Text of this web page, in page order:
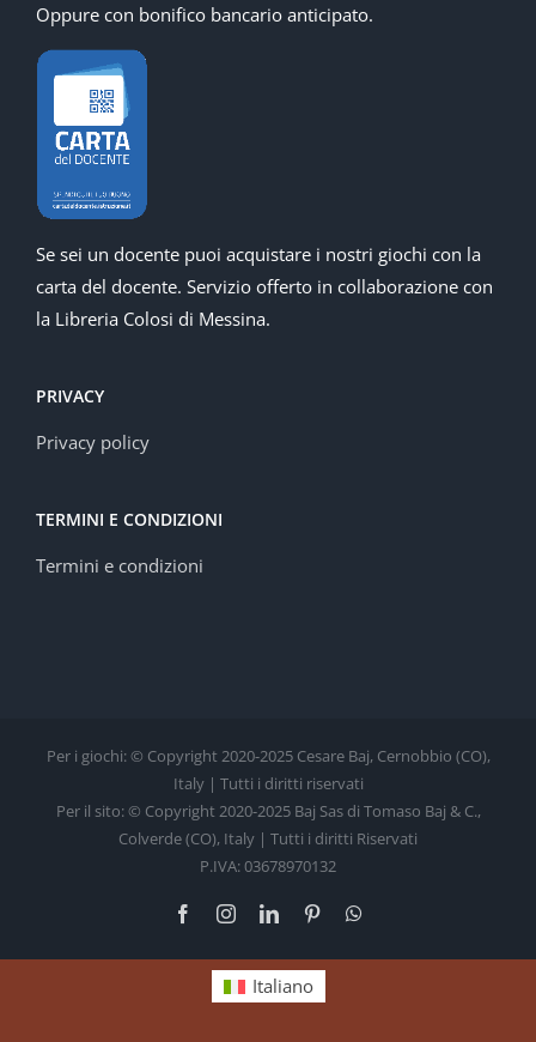
Oppure con bonifico bancario anticipato.
Se sei un docente puoi acquistare i nostri giochi con la
carta del docente. Servizio offerto in collaborazione con
la Libreria Colosi di Messina.
PRIVACY
Privacy policy
TERMINI E CONDIZIONI
Termini e condizioni
Per i giochi: © Copyright 2020-2025 Cesare Baj, Cernobbio (CO),
Italy | Tutti i diritti riservati
Per il sito: © Copyright 2020-2025 Baj Sas di Tomaso Baj & C.,
Colverde (CO), Italy | Tutti i diritti Riservati
P.IVA: 03678970132
FacebookInstagramLinkedInPinterest
Italiano